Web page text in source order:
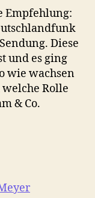
Empfehlung:
Diese
und es ging
wie wachsen
Rolle
& Co.